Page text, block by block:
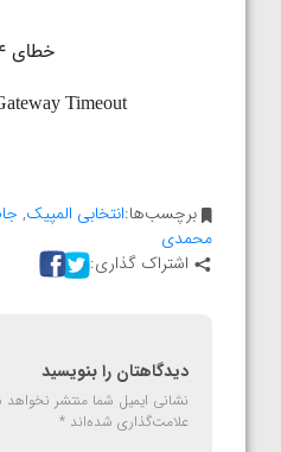
برچسب‌ها:انتخابی المپیک,
محمدی
اشتراک گذاری:
دیدگاهتان را بنویسید
نشانی ایمیل شما منتشر
علامت‌گذاری شده‌اند *